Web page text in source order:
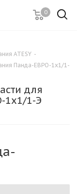
0
ATESY -
Панда-ЕВРО-1х1/1-
для
1х1/1-Э